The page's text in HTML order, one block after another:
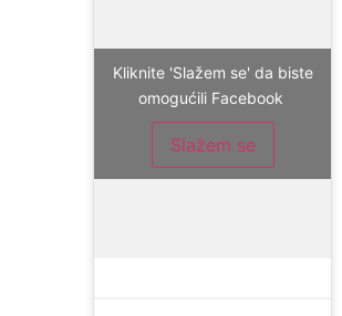
Kliknite 'Slažem se' da biste
omogućili Facebook
Slažem se